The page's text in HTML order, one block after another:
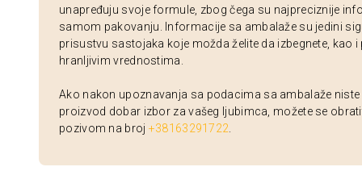
unapređuju svoje formule, zbog čega su najpreciznije
samom pakovanju. Informacije sa ambalaže su jedini
prisustvu sastojaka koje možda želite da izbegnete, kao
hranljivim vrednostima.
Ako nakon upoznavanja sa podacima sa ambalaže niste
proizvod dobar izbor za vašeg ljubimca, možete se
pozivom na broj +38163291722